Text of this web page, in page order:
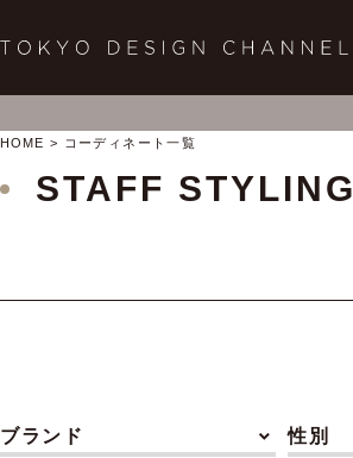
HOME コーディネート一覧
STAFF STYLING
ブランド 性別